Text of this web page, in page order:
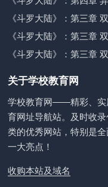
《斗罗大陆》：第三章
《斗罗大陆》：第三章
《斗罗大陆》：第三章
关于学校教育网
学校教育网——精彩、实
育网址导航站。及时收
类的优秀网站，特别是
一大亮点！
收购本站及域名